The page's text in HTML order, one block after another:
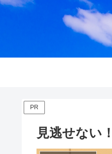
PR
見逃せない